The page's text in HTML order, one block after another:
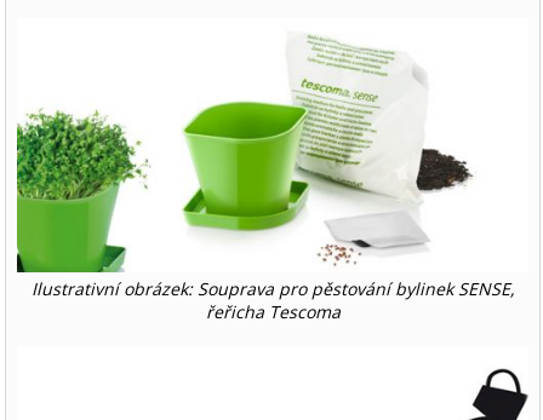
Ilustrativní obrázek: Souprava pro pěstování bylinek SENSE,
řeřicha Tescoma